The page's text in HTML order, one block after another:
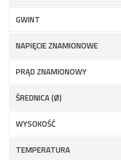
GWINT
NAPIĘCIE ZNAMIONOWE
PRĄD ZNAMIONOWY
ŚREDNICA (Ø)
WYSOKOŚĆ
TEMPERATURA